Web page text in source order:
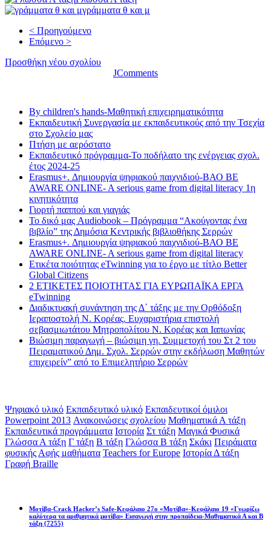
γράμματα θ και μ
< Προηγούμενο
Επόμενο >
Προσθήκη νέου σχολίου
JComments
By children's hands-Μαθητική επιχειρηματικότητα
Εκπαιδευτική Συνεργασία με εκπαιδευτικούς από την Τσεχία
στο Σχολείο μας
Πτήση με αερόστατο
Εκπαιδευτικό πρόγραμμα-Το ποδήλατο της ενέργειας σχολ.
έτος 2024-25
Erasmus+. Δημιουργία ψηφιακού παιχνιδιού-ΒΑΟ BE
AWARE ONLINE- A serious game from digital literacy 1η
κινητικότητα
Γιορτή παππού και γιαγιάς
Το δικό μας Audiobook – Πρόγραμμα “Ακούγοντας ένα
βιβλίο” της Δημόσια Κεντρικής βιβλιοθήκης Σερρών
Erasmus+. Δημιουργία ψηφιακού παιχνιδιού-ΒΑΟ BE
AWARE ONLINE- A serious game from digital literacy
Ετικέτα ποιότητας eTwinning για το έργο με τίτλο Better
Global Citizens
2 ΕΤΙΚΕΤΕΣ ΠΟΙΟΤΗΤΑΣ ΓΙΑ ΕΥΡΩΠΑΪΚΑ ΕΡΓΑ
eTwinning
Διαδικτυακή συνάντηση της Δ΄ τάξης με την Ορθόδοξη
Ιεραποστολή Ν. Κορέας. Ευχαριστήρια επιστολή
σεβασμιωτάτου Μητροπολίτου Ν. Κορέας και Ιαπωνίας
Βιώσιμη παραγωγή – βιώσιμη γη. Συμμετοχή του Στ 2 του
Πειραματικού Δημ. Σχολ. Σερρών στην εκδήλωση Μαθητών
επιχειρείν” από το Επιμελητήριο Σερρών
Ψηφιακό υλικό Εκπαιδευτικό υλικό Εκπαιδευτικοί όμιλοι
Powerpoint 2013 Ανακοινώσεις σχολείου Μαθηματικά Α τάξη
Εκπαιδευτικά προγράμματα Ιστορία Στ τάξη Μαγικά Φυσικά
Γλώσσα Α τάξη Γ τάξη Β τάξη Γλώσσα Β τάξη Σκάκι Πειράματα
φυσικής Αφής μαθήματα Teachers for Europe Ιστορία Δ τάξη
Γραφή Braille
Μοτίβα-Crack Hacker’s Safe-Κεφάλαιο 27ο «Μοτίβα»-Κεφάλαιο 19 «Γνωρίζω
καλύτερα τα αριθμητικά μοτίβα» Εισαγωγή στην προπαίδεια-Μαθηματικά Α και Β
τάξη (7255)